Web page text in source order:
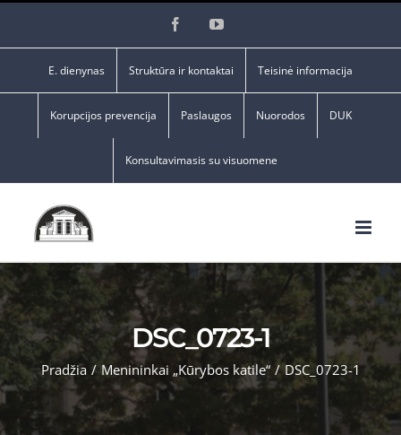
FacebookYouTube
E. dienynas Struktūra ir kontaktai Teisinė informacija
Korupcijos prevencija Paslaugos Nuorodos DUK
Konsultavimasis su visuomene
DSC_0723-1
Pradžia / Menininkai „Kūrybos katile“ / DSC_0723-1